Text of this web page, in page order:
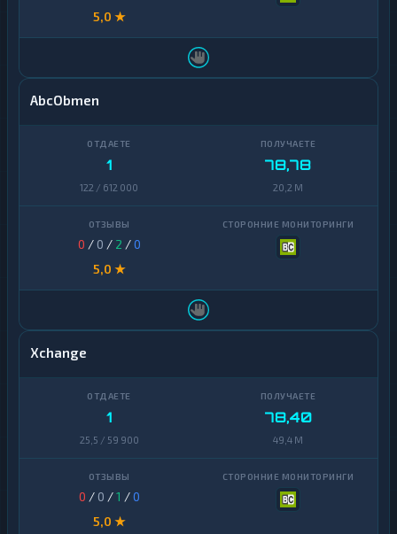
5,0 ★
AbcObmen
1
122 / 612 000
78,78
20,2 M
0 / 0 / 2 /0
5,0 ★
Xchange
1
25,5 / 59 900
78,40
49,4 M
0 / 0 /1 /0
5,0 ★